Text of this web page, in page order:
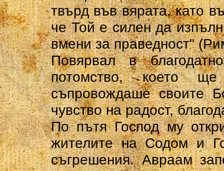
твърд във вярата, като
че Той е силен да
вмени за праведност"
Повярвал в
потомство, което
съпровождаше своите
чувство на радост,
По пътя Господ му
жителите на Содом и
съгрешения. Авраам